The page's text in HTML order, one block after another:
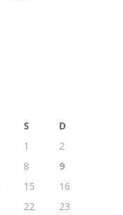
S
D
1
2
8
9
15
16
22
23